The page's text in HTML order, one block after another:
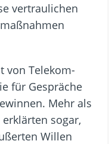
vertraulichen
von Telekom-
für Gespräche
Mehr als
erklärten sogar,
Willen